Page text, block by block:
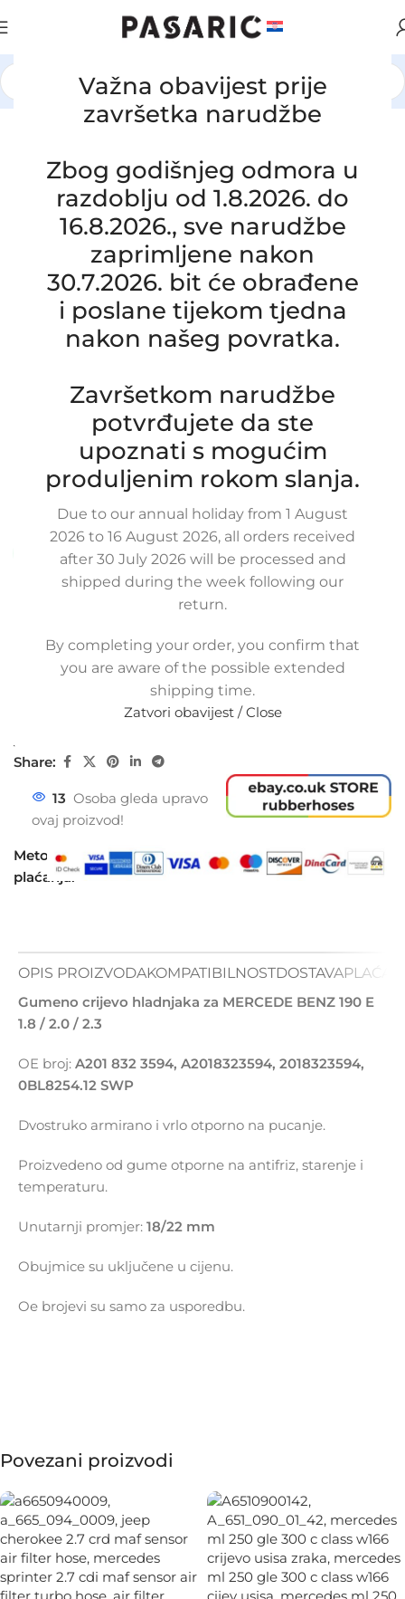
Važna obavijest prije
završetka narudžbe
Zbog godišnjeg odmora u
razdoblju od 1.8.2026. do
16.8.2026., sve narudžbe
zaprimljene nakon
30.7.2026. bit će obrađene
i poslane tijekom tjedna
nakon našeg povratka.
Završetkom narudžbe
potvrđujete da ste
upoznati s mogućim
produljenim rokom slanja.
Due to our annual holiday from 1 August
2026 to 16 August 2026, all orders received
after 30 July 2026 will be processed and
shipped during the week following our
return.
By completing your order, you confirm that
you are aware of the possible extended
shipping time.
Zatvori obavijest / Close
AUTOMOBILI / MERCEDES
Zamjensko crijevo hladnjaka vode
MERCEDES BENZ 190 E 1.8 / 2.0 / 2.3,
A201 832 3594, A2018323594,
2018323594, 0BL8254.12 SWP
Stanje:Novo | Garancija: 2 god jamstva
Dostupno uz narudžbu (isti ili sljedeći radni dan)
68,75€ A$
Dodaj u košaricu
Buy now
Share:
13 Osoba gleda upravo
ovaj proizvod!
Metode
plaćanja:
OPIS PROIZVODAKOMPATIBILNOSTDOSTAVA
Gumeno crijevo hladnjaka za MERCEDE BENZ 190 E
1.8 / 2.0 / 2.3
OE broj: A201 832 3594, A2018323594, 2018323594,
0BL8254.12 SWP
Dvostruko armirano i vrlo otporno na pucanje.
Proizvedeno od gume otporne na antifriz, starenje i
temperaturu.
Unutarnji promjer: 18/22 mm
Obujmice su uključene u cijenu.
Oe brojevi su samo za usporedbu.
Povezani proizvodi